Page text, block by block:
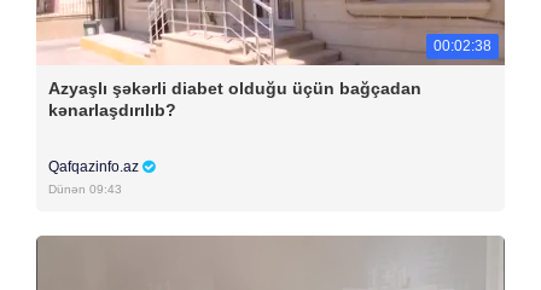
00:02:38
Azyaşlı şəkərli diabet olduğu üçün bağçadan
kənarlaşdırılıb?
Qafqazinfo.az
Dünən 09:43